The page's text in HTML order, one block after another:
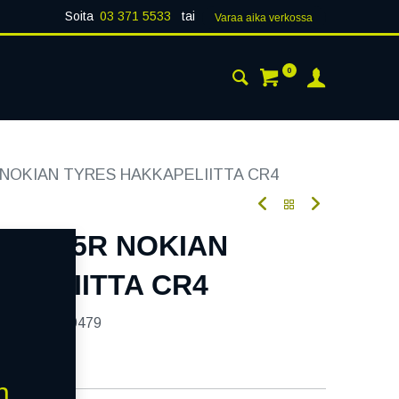
Soita 03 371 5533 tai Varaa aika verk​​​​ossa
0
TYRES HAKKAPELIITTA CR4
105R NOKIAN
CR4
239479